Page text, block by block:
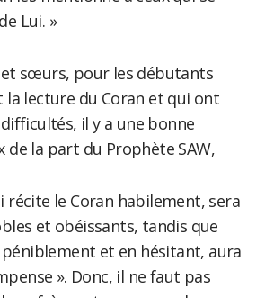
Lui. »
et sœurs, pour les débutants
la lecture du Coran et qui ont
il y a une bonne
de la part du Prophète SAW,
récite le Coran habilement, sera
et obéissants, tandis que
et en hésitant, aura
». Donc, il ne faut pas